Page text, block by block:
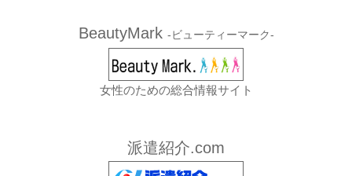
BeautyMark -ビューティーマーク-
女性のための総合情報サイト
派遣紹介.com